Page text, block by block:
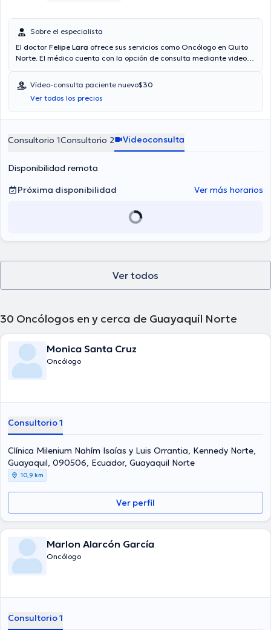
Sobre el especialista
El doctor Felipe Lara ofrece sus servicios como Oncólogo en Quito
Norte. El médico cuenta con la opción de consulta mediante video.
aseguradoras: Consulta privada. El precio de la consulta con el
médico especialista Felipe Lara es de desde $40 hasta $50.
Vídeo-consulta paciente nuevo$30
Ver todos los precios
Consultorio 1Consultorio 2 Videoconsulta
Disponibilidad remota
Próxima disponibilidad
Ver más horarios
Ver todos
30 Oncólogos en y cerca de Guayaquil Norte
Monica Santa Cruz
Oncólogo
Consultorio 1
Clínica Milenium Nahím Isaías y Luis Orrantia, Kennedy Norte,
Guayaquil, 090506, Ecuador, Guayaquil Norte
10,9 km
Ver perfil
Marlon Alarcón García
Oncólogo
Consultorio 1